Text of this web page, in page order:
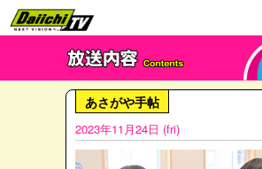
あさがや手帖
2023年11月24日 (fri)